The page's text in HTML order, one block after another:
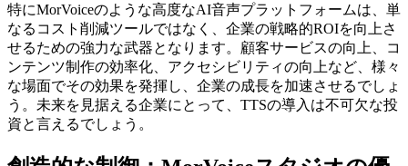
特にMorVoiceのような高度なAI音声プラットフォームは、単
なるコスト削減ツールではなく、企業の戦略的ROIを向上さ
せるための強力な武器となります。顧客サービスの向上、コ
ンテンツ制作の効率化、アクセシビリティの向上など、様々
な場面でその効果を発揮し、企業の成長を加速させるでしょ
う。未来を見据える企業にとって、TTSの導入は不可欠な投
資と言えるでしょう。